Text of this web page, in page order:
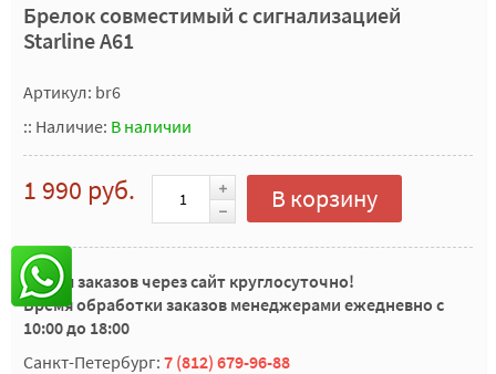
Брелок совместимый с сигнализацией
Starline A61
Артикул: br6
:: Наличие: В наличии
1 990 руб. В корзину
Прием заказов через сайт круглосуточно!
Время обработки заказов менеджерами ежедневно с
10:00 до 18:00
Санкт-Петербург: 7 (812) 679-96-88